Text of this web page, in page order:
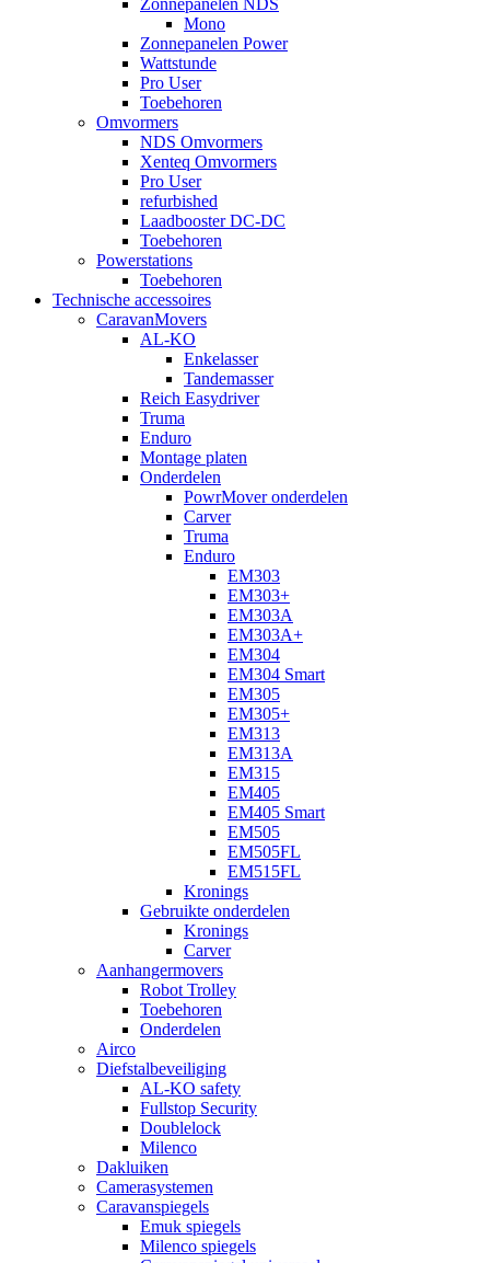
Zonnepanelen NDS
Mono
Zonnepanelen Power
Wattstunde
Pro User
Toebehoren
Omvormers
NDS Omvormers
Xenteq Omvormers
Pro User
refurbished
Laadbooster DC-DC
Toebehoren
Powerstations
Toebehoren
Technische accessoires
CaravanMovers
AL-KO
Enkelasser
Tandemasser
Reich Easydriver
Truma
Enduro
Montage platen
Onderdelen
PowrMover onderdelen
Carver
Truma
Enduro
EM303
EM303+
EM303A
EM303A+
EM304
EM304 Smart
EM305
EM305+
EM313
EM313A
EM315
EM405
EM405 Smart
EM505
EM505FL
EM515FL
Kronings
Gebruikte onderdelen
Kronings
Carver
Aanhangermovers
Robot Trolley
Toebehoren
Onderdelen
Airco
Diefstalbeveiliging
AL-KO safety
Fullstop Security
Doublelock
Milenco
Dakluiken
Camerasystemen
Caravanspiegels
Emuk spiegels
Milenco spiegels